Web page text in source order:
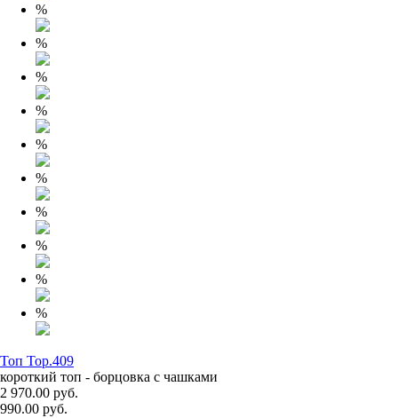
%
%
%
%
%
%
%
%
%
%
Топ Top.409
короткий топ - борцовка с чашками
2 970.00 руб.
990.00 руб.